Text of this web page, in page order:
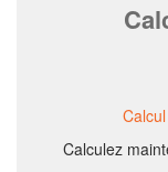
Calculez